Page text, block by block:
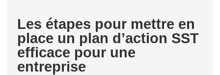
Les étapes pour mettre en
place un plan d’action SST
efficace pour une
entreprise